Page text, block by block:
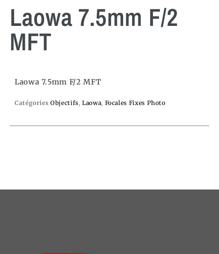
Laowa 7.5mm F/2
MFT
Laowa 7.5mm F/2 MFT
Catégories Objectifs,Laowa, Focales Fixes Photo